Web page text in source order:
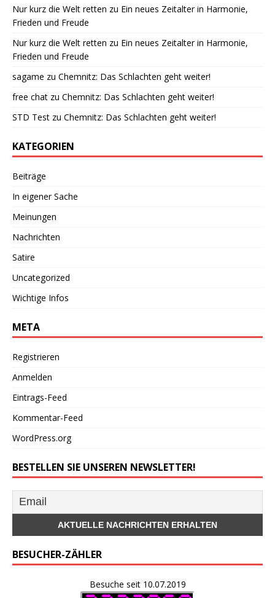
Nur kurz die Welt retten zu Ein neues Zeitalter in Harmonie,
Frieden und Freude
Nur kurz die Welt retten zu Ein neues Zeitalter in Harmonie,
Frieden und Freude
sagame zu Chemnitz: Das Schlachten geht weiter!
free chat zu Chemnitz: Das Schlachten geht weiter!
STD Test zu Chemnitz: Das Schlachten geht weiter!
KATEGORIEN
Beiträge
In eigener Sache
Meinungen
Nachrichten
Satire
Uncategorized
Wichtige Infos
META
Registrieren
Anmelden
Eintrags-Feed
Kommentar-Feed
WordPress.org
BESTELLEN SIE UNSEREN NEWSLETTER!
BESUCHER-ZÄHLER
Besuche seit 10.07.2019